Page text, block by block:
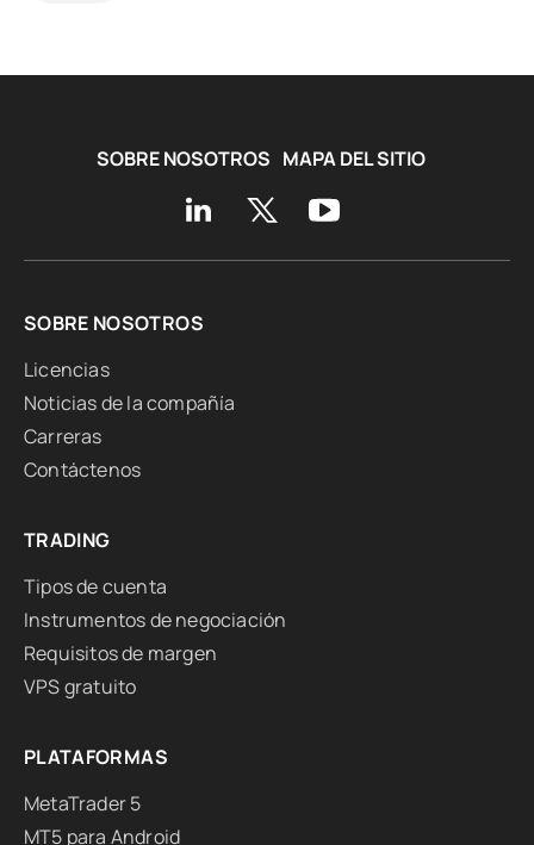
SOBRE NOSOTROS MAPA DEL SITIO
SOBRE NOSOTROS
Licencias
Noticias de la compañía
Carreras
Contáctenos
TRADING
Tipos de cuenta
Instrumentos de negociación
Requisitos de margen
VPS gratuito
PLATAFORMAS
MetaTrader 5
MT5 para Android